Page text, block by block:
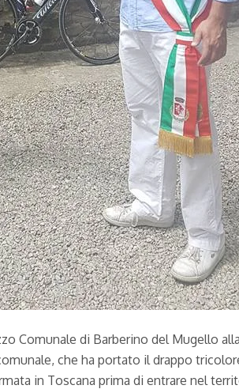
Comunale di Barberino del Mugello
che ha portato il drappo
in Toscana prima di entrare nel